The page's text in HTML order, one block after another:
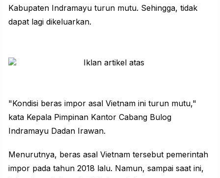
Kabupaten Indramayu turun mutu. Sehingga, tidak
dapat lagi dikeluarkan.
"Kondisi beras impor asal Vietnam ini turun mutu,"
kata Kepala Pimpinan Kantor Cabang Bulog
Indramayu Dadan Irawan.
Menurutnya, beras asal Vietnam tersebut pemerintah
impor pada tahun 2018 lalu. Namun, sampai saat ini,